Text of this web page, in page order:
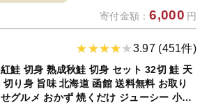
寄付金額：6,000 円
3.97 (451件)
鮭 切身 熟成秋鮭 切身 セット 32切 鮭 天
切り身 旨味 北海道 函館 送料無料 お取り
グルメ おかず 焼くだけ ジューシー 小分